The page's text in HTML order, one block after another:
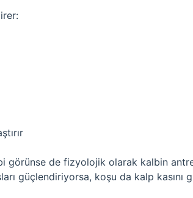
görünse de fizyolojik olarak kalbin
güçlendiriyorsa, koşu da kalp kasını